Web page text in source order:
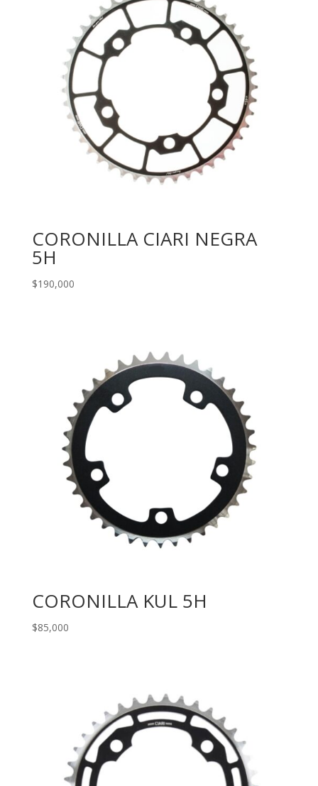
CORONILLA CIARI NEGRA
5H
$190,000
CORONILLA KUL 5H
$85,000